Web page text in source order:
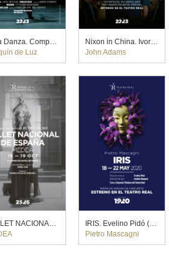
Pura Danza. Compañía Nacional de Danza. Nacho Duato (2023)
de Luz
Nixon in China. Ivor Bolton y John Fulljames (2023)
John Adams
BALLET NACIONAL DE ESPAÑA
IRIS. Evelino Pidó (2020)
Pietro Mascagni